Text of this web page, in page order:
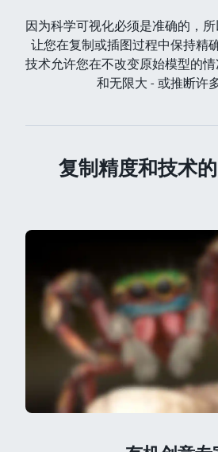
因为科学可视化必须是准确的，
让您在复制或插图过程中保持精
技术允许您在不改变原始模型的
和无限大 - 或推断许
复制精度和技术